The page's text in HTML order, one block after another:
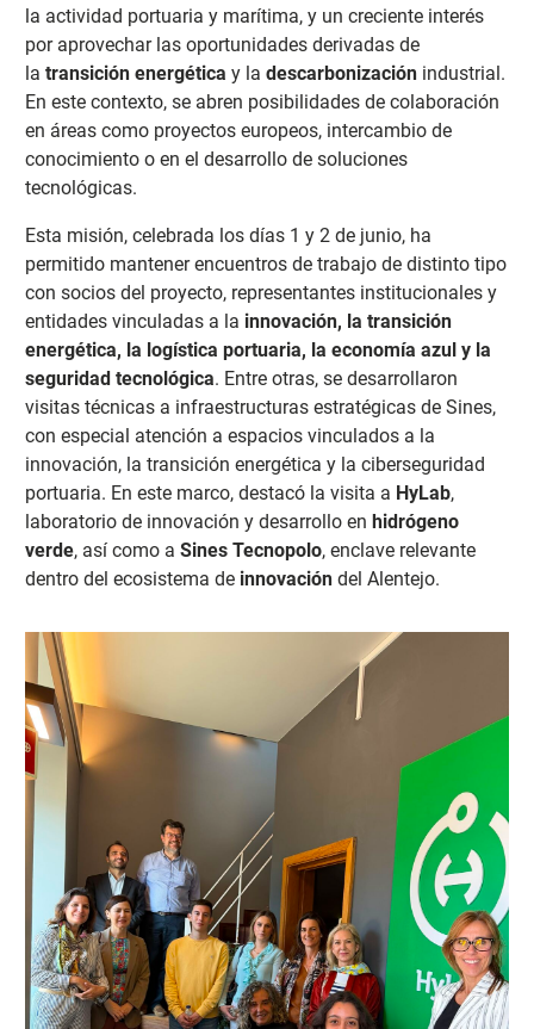
la actividad portuaria y marítima, y un creciente interés
por aprovechar las oportunidades derivadas de
la transición energética y la descarbonizaciónindustrial.
En este contexto, se abren posibilidades de colaboración
en áreas como proyectos europeos, intercambio de
conocimiento o en el desarrollo de soluciones
tecnológicas.
Esta misión, celebrada los días 1 y 2 de junio, ha
permitido mantener encuentros de trabajo de distinto tipo
con socios del proyecto, representantes institucionales y
entidades vinculadas a la innovación, la transición
energética, la logística portuaria, la economía azul y la
seguridad tecnológica. Entre otras, se desarrollaron
visitas técnicas a infraestructuras estratégicas de Sines,
con especial atención a espacios vinculados a la
innovación, la transición energética y la ciberseguridad
portuaria. En este marco, destacó la visita a HyLab,
laboratorio de innovación y desarrollo en hidrógeno
verde, así como a Sines Tecnopolo, enclave relevante
dentro del ecosistema de innovacióndel Alentejo.